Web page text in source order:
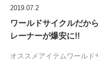
2019.07.2
ワールドサイクルだか
レーナーが爆安に!!
オススメアイテムワール